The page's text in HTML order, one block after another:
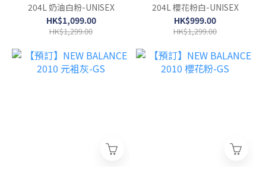
204L 奶油白粉-UNISEX
HK$1,099.00
HK$1,299.00
204L 櫻花粉白-UNISEX
HK$999.00
HK$1,299.00